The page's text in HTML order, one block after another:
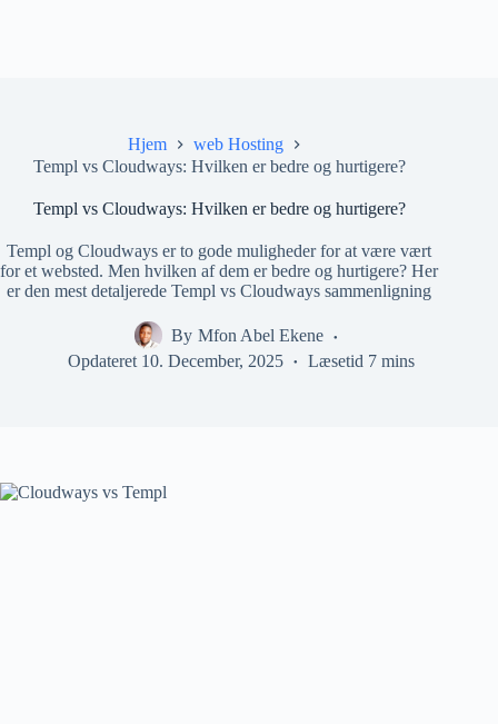
Hjem
web Hosting
Templ vs Cloudways: Hvilken er bedre og hurtigere?
Templ vs Cloudways: Hvilken er bedre og hurtigere?
Templ og Cloudways er to gode muligheder for at være vært
for et websted. Men hvilken af ​​dem er bedre og hurtigere? Her
er den mest detaljerede Templ vs Cloudways sammenligning
By Mfon Abel Ekene
Opdateret 10. December, 2025 Læsetid 7 mins